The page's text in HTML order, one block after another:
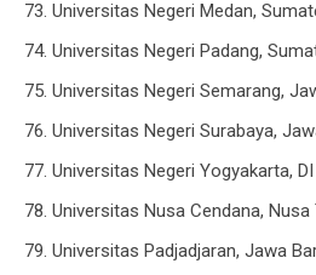
73. Universitas Negeri Medan,
74. Universitas Negeri Padang,
75. Universitas Negeri Semarang,
76. Universitas Negeri Surabaya,
77. Universitas Negeri Yogyakarta,
78. Universitas Nusa Cendana,
79. Universitas Padjadjaran, Jawa